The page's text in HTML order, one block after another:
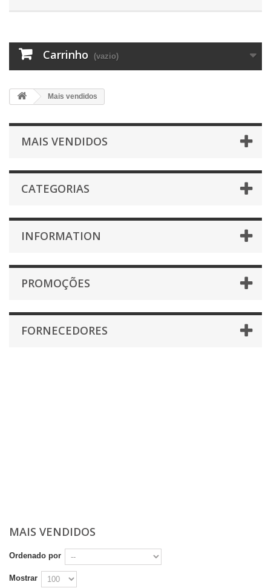
Carrinho (vazio)
Mais vendidos
MAIS VENDIDOS
CATEGORIAS
INFORMATION
PROMOÇÕES
FORNECEDORES
MAIS VENDIDOS
Ordenado por
Mostrar